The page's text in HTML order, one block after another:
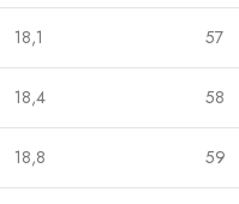
18,1 57
18,4 58
18,8 59